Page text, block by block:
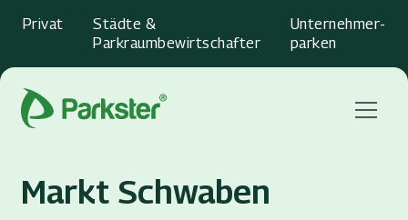
Privat
Städte &
Parkraumbewirtschafter
Unternehmer­
parken
Menu
Markt Schwaben